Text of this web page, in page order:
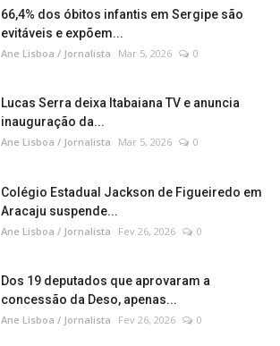
66,4% dos óbitos infantis em Sergipe são
evitáveis e expõem...
Ane Lisboa / Jornalista Mar 5, 2026 0
Lucas Serra deixa Itabaiana TV e anuncia
inauguração da...
Ane Lisboa / Jornalista Mar 5, 2026 0
Colégio Estadual Jackson de Figueiredo em
Aracaju suspende...
Ane Lisboa / Jornalista Fev 26, 2026 0
Dos 19 deputados que aprovaram a
concessão da Deso, apenas...
Ane Lisboa / Jornalista Fev 26, 2026 0